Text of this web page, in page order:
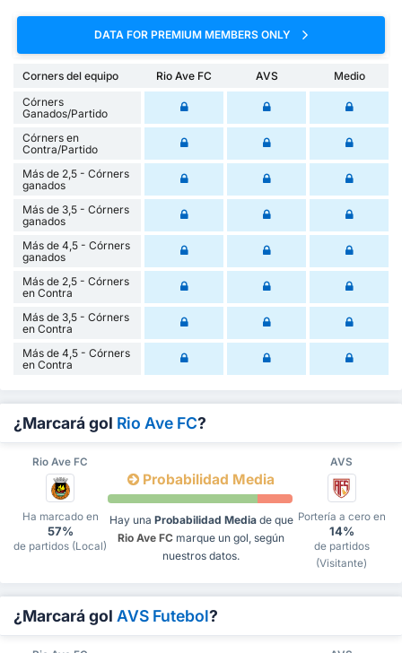
DATA FOR PREMIUM MEMBERS ONLY
Corners del equipo Rio Ave FC AVS
Medio
Córners
Ganados/Partido
Córners en
Contra/Partido
Más de 2,5 - Córners
ganados
Más de 3,5 - Córners
ganados
Más de 4,5 - Córners
ganados
Más de 2,5 - Córners
en Contra
Más de 3,5 - Córners
en Contra
Más de 4,5 - Córners
en Contra
¿Marcará gol Rio Ave FC?
Rio Ave FC AVS
Ha marcado en
57%
de partidos (Local)
Probabilidad Media
Hay una Probabilidad Mediade que
Rio Ave FC marque un gol, según
nuestros datos.
Portería a cero en
14%
de partidos
(Visitante)
¿Marcará gol AVS Futebol?